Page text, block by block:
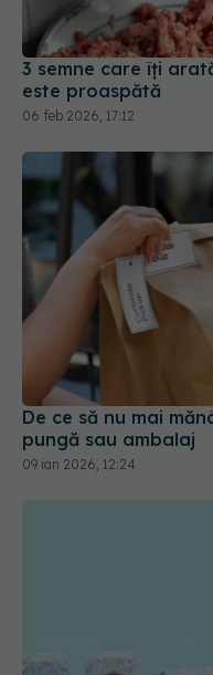
3 semne care îți
este proaspătă
06 feb 2026, 17:12
De ce să nu mai
pungă sau ambalaj
09 ian 2026, 12:24